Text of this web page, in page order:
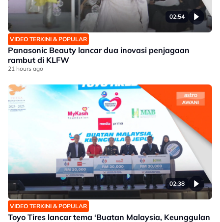
02:54
VIDEO TERKINI & POPULAR
Panasonic Beauty lancar dua inovasi penjagaan
rambut di KLFW
21 hours ago
02:38
VIDEO TERKINI & POPULAR
Toyo Tires lancar tema ‘Buatan Malaysia, Keunggulan